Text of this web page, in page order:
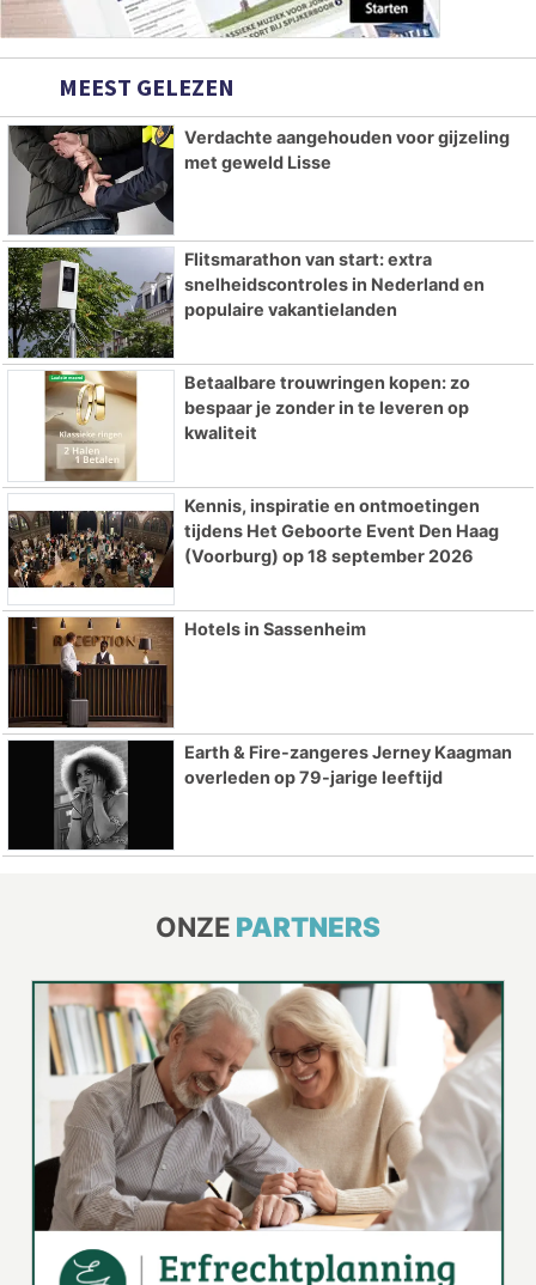
MEEST GELEZEN
Verdachte aangehouden voor gijzeling
met geweld Lisse
Flitsmarathon van start: extra
snelheidscontroles in Nederland en
populaire vakantielanden
Betaalbare trouwringen kopen: zo
bespaar je zonder in te leveren op
kwaliteit
Kennis, inspiratie en ontmoetingen
tijdens Het Geboorte Event Den Haag
(Voorburg) op 18 september 2026
Hotels in Sassenheim
Earth & Fire-zangeres Jerney Kaagman
overleden op 79-jarige leeftijd
ONZE PARTNERS